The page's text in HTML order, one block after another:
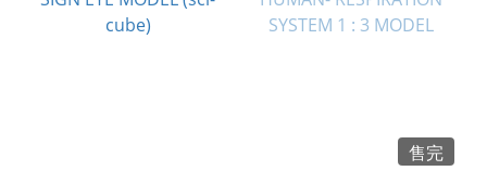
售完